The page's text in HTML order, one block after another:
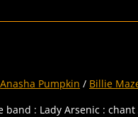
Anasha Pumpkin / Billie
band : Lady Arsenic :